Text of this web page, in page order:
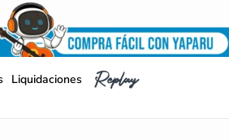
Liquidaciones